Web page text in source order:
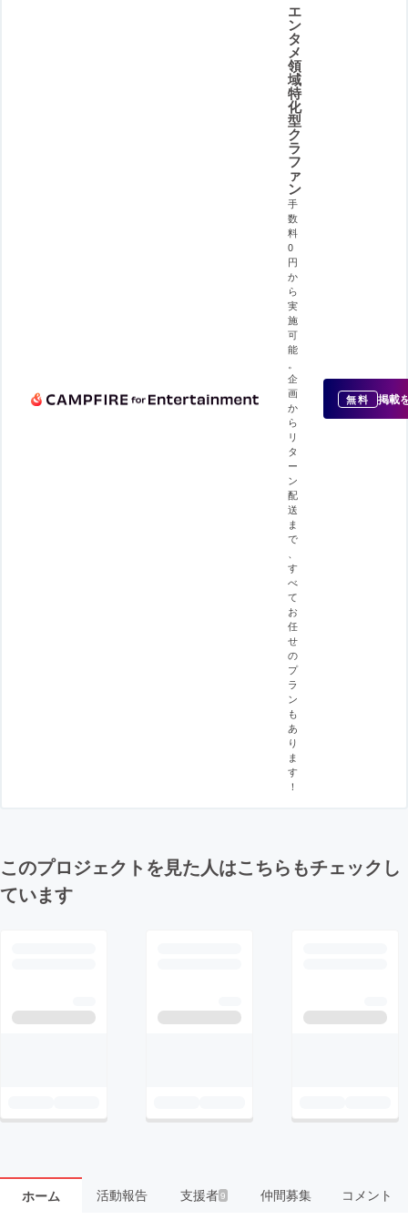
エ
ン
タ
メ
領
域
特
化
型
ク
ラ
フ
ァ
ン
手
数
料
0
円
か
ら
実
施
可
能
。
企
画
か
ら
リ
タ
ー
ン
配
送
ま
で
、
す
べ
て
お
任
せ
の
プ
ラ
ン
も
あ
り
ま
す
！
無料 掲載
このプロジェクトを見た人はこちらもチェックし
ています
ホーム 活動報告 支援者9 仲間募集 コメント